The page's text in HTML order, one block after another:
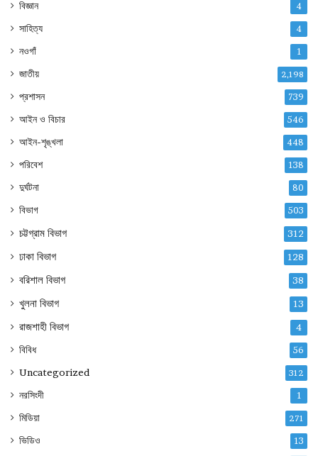
বিজ্ঞান 4
সাহিত্য 4
নওগাঁ 1
জাতীয় 2,198
প্রশাসন 739
আইন ও বিচার 546
আইন-শৃঙ্খলা 448
পরিবেশ 138
দুর্ঘটনা 80
বিভাগ 503
চট্টগ্রাম বিভাগ 312
ঢাকা বিভাগ 128
বরিশাল বিভাগ 38
খুলনা বিভাগ 13
রাজশাহী বিভাগ 4
বিবিধ 56
Uncategorized 312
নরসিংদী 1
মিডিয়া 271
ভিডিও 13